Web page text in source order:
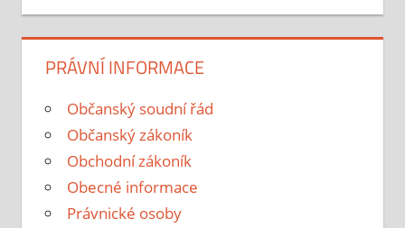
PRÁVNÍ INFORMACE
Občanský soudní řád
Občanský zákoník
Obchodní zákoník
Obecné informace
Právnické osoby